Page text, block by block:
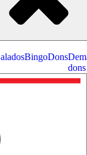
BingoDons
dons